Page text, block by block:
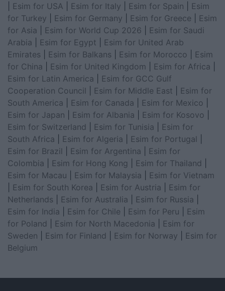
Esim for USA Esim for Italy Esim for Spain
Esim
for Turkey
Esim for Germany Esim for Greece
Esim
for Asia
Esim for World Cup 2026
Esim for Saudi
Arabia
Esim for Egypt
Esim for United Arab
Emirates
Esim for Balkans Esim for Morocco
Esim
for China
Esim for United Kingdom Esim for Africa
Esim for Latin America
Esim for GCC Gulf
Cooperation Council
Esim for Middle East
Esim for
South America
Esim for Canada Esim for Mexico
Esim for Japan
Esim for Albania Esim for Kosovo
Esim for Switzerland
Esim for Tunisia
Esim for
South Africa
Esim for Algeria Esim for Portugal
Esim for Brazil
Esim for Argentina
Esim for
Colombia
Esim for Hong Kong Esim for Thailand
Esim for Macau
Esim for Malaysia
Esim for Vietnam
Esim for South Korea Esim for Austria
Esim for
Netherlands
Esim for Australia Esim for Russia
Esim for India
Esim for Chile Esim for Peru
Esim
for Poland
Esim for North Macedonia
Esim for
Sweden
Esim for Finland Esim for Norway
Esim for
Belgium